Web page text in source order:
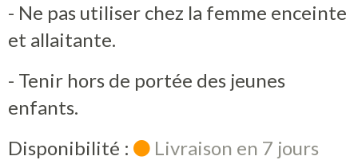
- Ne pas utiliser chez la femme enceinte
et allaitante.
- Tenir hors de portée des jeunes
enfants.
Disponibilité :
Livraison en 7 jours